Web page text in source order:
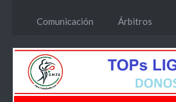
Comunicación Árbitros